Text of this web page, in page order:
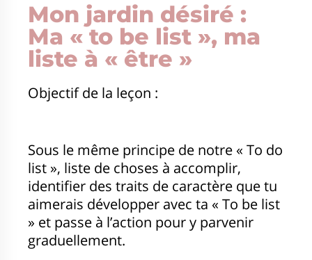
Mon jardin désiré :
Ma « to be list », ma
liste à « être »
Objectif de la leçon :
Sous le même principe de notre « To do
list », liste de choses à accomplir,
identifier des traits de caractère que tu
aimerais développer avec ta « To be list
» et passe à l’action pour y parvenir
graduellement.